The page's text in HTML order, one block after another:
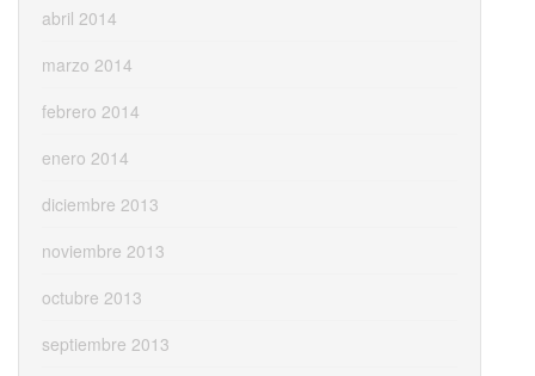
abril 2014
marzo 2014
febrero 2014
enero 2014
diciembre 2013
noviembre 2013
octubre 2013
septiembre 2013